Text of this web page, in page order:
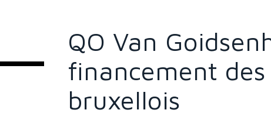
s
i
QO Van
financement
bruxellois